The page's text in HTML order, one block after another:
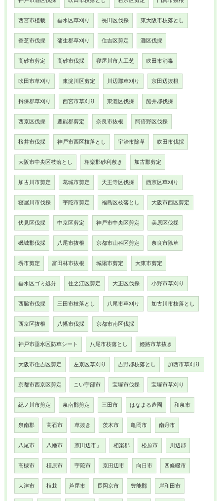
西宮市植栽 垂水区草刈り 長田区伐採 東大阪市枝落とし
香芝市伐採 蒲生郡草刈り 住吉区剪定 灘区伐採
高砂市剪定 高砂市伐採 寝屋川市人工芝 吹田市消毒
吹田市草刈り 東淀川区剪定 川辺郡草刈り 京田辺抜根
揖保郡草刈り 西宮市草刈り 東灘区伐採 船井郡伐採
西京区伐採 豊能郡剪定 奈良市抜根 阿倍野区伐採
桜井市伐採 神戸市西区枝落とし 宇治市除草 吹田市伐採
大阪市中央区枝落とし 相楽郡砂利敷き 加古郡剪定
加古川市剪定 葛城市剪定 天王寺区伐採 西京区草刈り
寝屋川市伐採 宇陀市剪定 福島区枝落とし 大阪市西区剪定
伏見区伐採 中京区剪定 神戸市中央区剪定 美原区伐採
磯城郡伐採 八尾市抜根 京都市山科区剪定 奈良市除草
堺市剪定 富田林市抜根 城陽市剪定 大東市剪定
垂水区ゴミ処分 住之江区剪定 大正区伐採 小野市草刈り
西脇市伐採 三田市枝落とし 八尾市草刈り 加古川市枝落とし
西京区抜根 八幡市伐採 京都市南区伐採
神戸市垂水区防草シート 八尾市枝落とし 姫路市草抜き
大阪市住吉区剪定 左京区草刈り 吉野郡枝落とし 加西市草刈り
京都市西京区剪定 こい宇部市 宝塚市伐採 宝塚市草刈り
紀ノ川市剪定 泉南郡剪定 三田市 はなまる造園 和泉市
泉南郡 高石市 草抜き 茨木市 亀岡市 南丹市
八尾市 八幡市 京田辺市」 相楽郡 松原市 川辺郡
高槻市 橿原市 宇陀市 京田辺市 向日市 四條畷市
大津市 植栽 芦屋市 長岡京市 豊能郡 岸和田市